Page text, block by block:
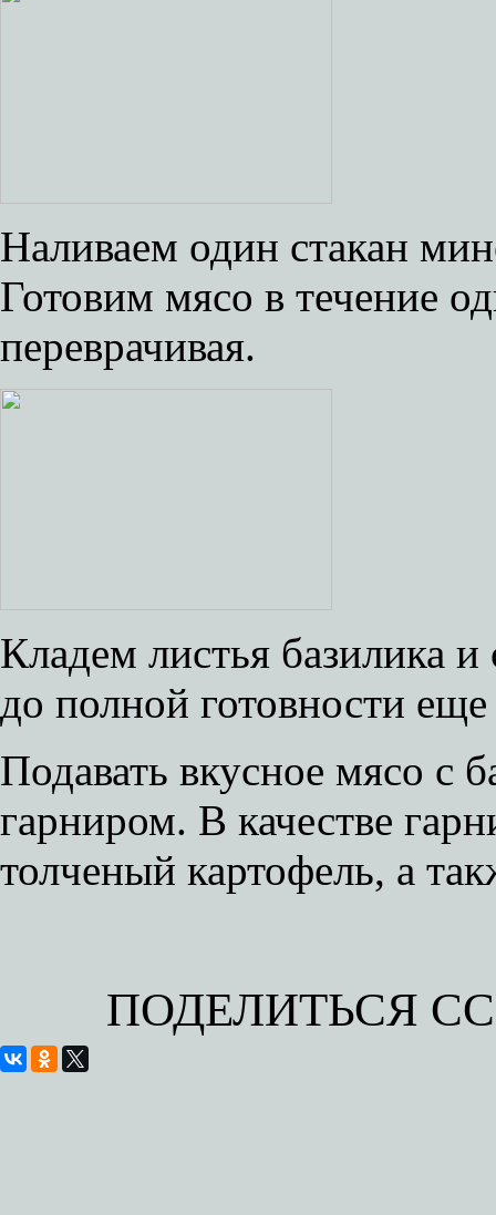
Наливаем один стакан
Готовим мясо в течение
переврачивая.
Кладем листья базилика
до полной готовности
Подавать вкусное мясо с
гарниром. В качестве
толченый картофель, а
ПОДЕЛИТЬСЯ